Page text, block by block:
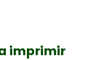
imprimir